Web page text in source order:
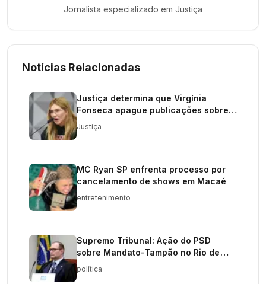
Jornalista especializado em Justiça
Notícias Relacionadas
Justiça determina que Virgínia
Fonseca apague publicações sobre
apostas
Justiça
MC Ryan SP enfrenta processo por
cancelamento de shows em Macaé
entretenimento
Supremo Tribunal: Ação do PSD
sobre Mandato-Tampão no Rio de
Janeiro
política